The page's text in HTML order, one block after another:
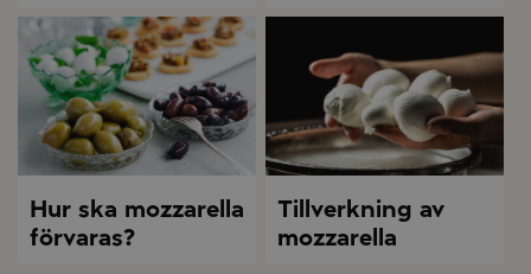
Hur ska mozzarella
förvaras?
Tillverkning av
mozzarella